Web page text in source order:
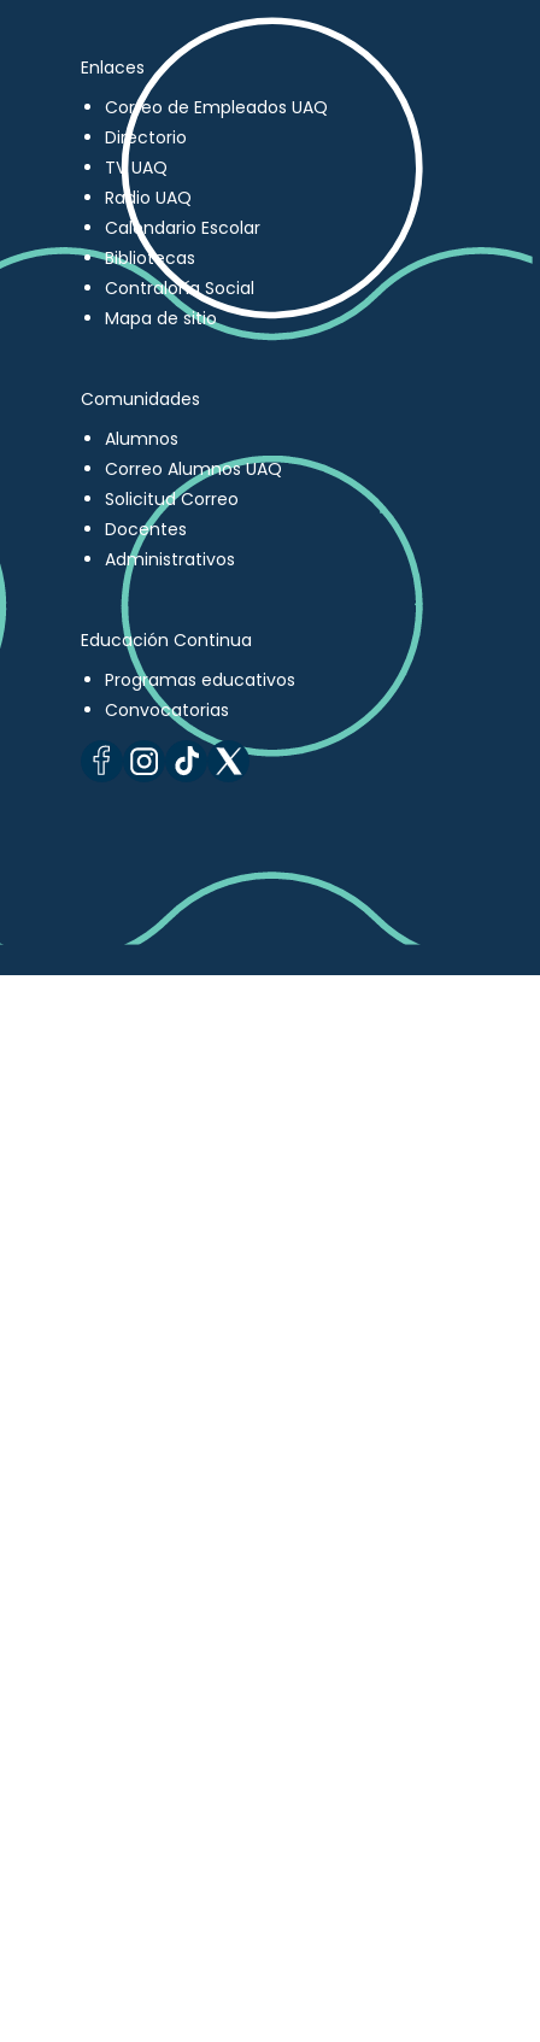
Enlaces
Correo de Empleados UAQ
Directorio
TV UAQ
Radio UAQ
Calendario Escolar
Bibliotecas
Contraloría Social
Mapa de sitio
Comunidades
Alumnos
Correo Alumnos UAQ
Solicitud Correo
Docentes
Administrativos
Educación Continua
Programas educativos
Convocatorias